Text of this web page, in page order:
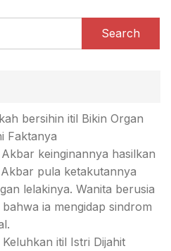
Search
bersihin itil Bikin Organ
Faktanya
keinginannya hasilkan
pula ketakutannya
lelakinya. Wanita berusia
ia mengidap sindrom
itil Istri Dijahit